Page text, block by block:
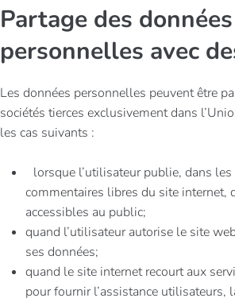
Partage des données
personnelles avec
Les données personnelles peuvent être
sociétés tierces exclusivement dans
les cas suivants :
lorsque l’utilisateur publie, dans les
commentaires libres du site internet,
accessibles au public;
quand l’utilisateur autorise le site
ses données;
quand le site internet recourt aux
pour fournir l’assistance utilisateurs,